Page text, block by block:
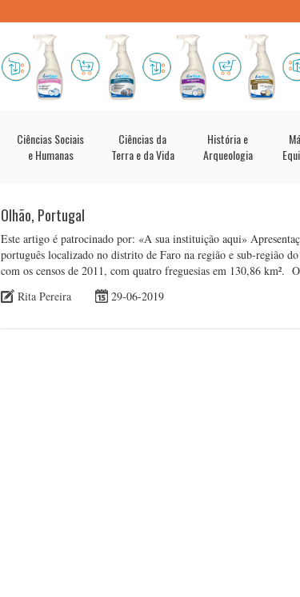
Ciências Sociais
e Humanas
Ciências da
Terra e da Vida
História e
Arqueologia
Olhão, Portugal
Este artigo é patrocinado por: «A sua instituição aqui»
português localizado no distrito de Faro na região e sub-região
com os censos de 2011, com quatro freguesias em 130,86
Rita Pereira
29-06-2019